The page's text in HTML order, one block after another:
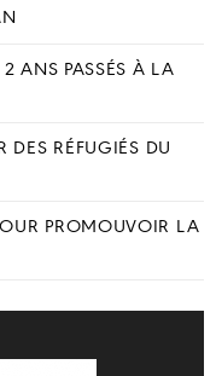
ANS PASSÉS À LA
DES RÉFUGIÉS DU
PROMOUVOIR LA